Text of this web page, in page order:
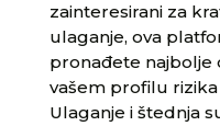
zainteresirani za
ulaganje, ova
pronađete najbolje
vašem profilu rizika
Ulaganje i štednja